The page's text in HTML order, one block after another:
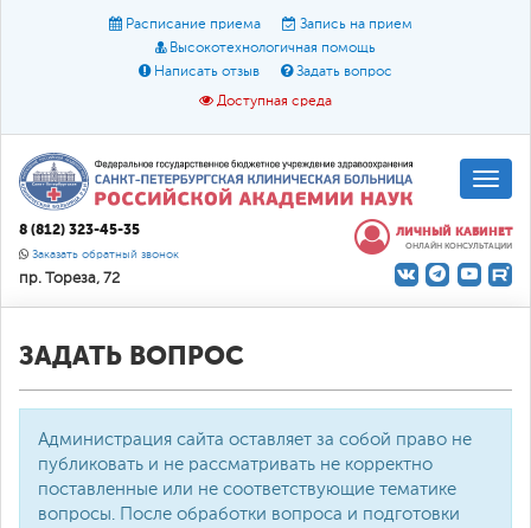
Расписание приема
Запись на прием
Высокотехнологичная помощь
Написать отзыв
Задать вопрос
Доступная среда
Размер шрифта: A A A
Цвет:
О доступной среде
8 (812) 323-45-35
Заказать обратный звонок
пр. Тореза, 72
ЛИЧНЫЙ КАБИНЕТ
ОНЛАЙН КОНСУЛЬТАЦИИ
ЗАДАТЬ ВОПРОС
Администрация сайта оставляет за собой право не
публиковать и не рассматривать не корректно
поставленные или не соответствующие тематике
вопросы. После обработки вопроса и подготовки